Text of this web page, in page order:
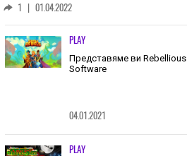
който трябва да извървим
като екип (ИНТЕРВЮ)
1 | 01.04.2022
PLAY
Представяме ви Rebellious
Software
04.01.2021
PLAY